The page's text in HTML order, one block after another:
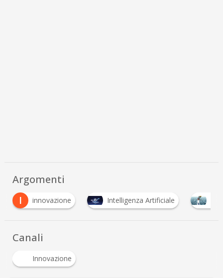
Argomenti
innovazione Intelligenza Artificiale Open
Canali
Innovazione